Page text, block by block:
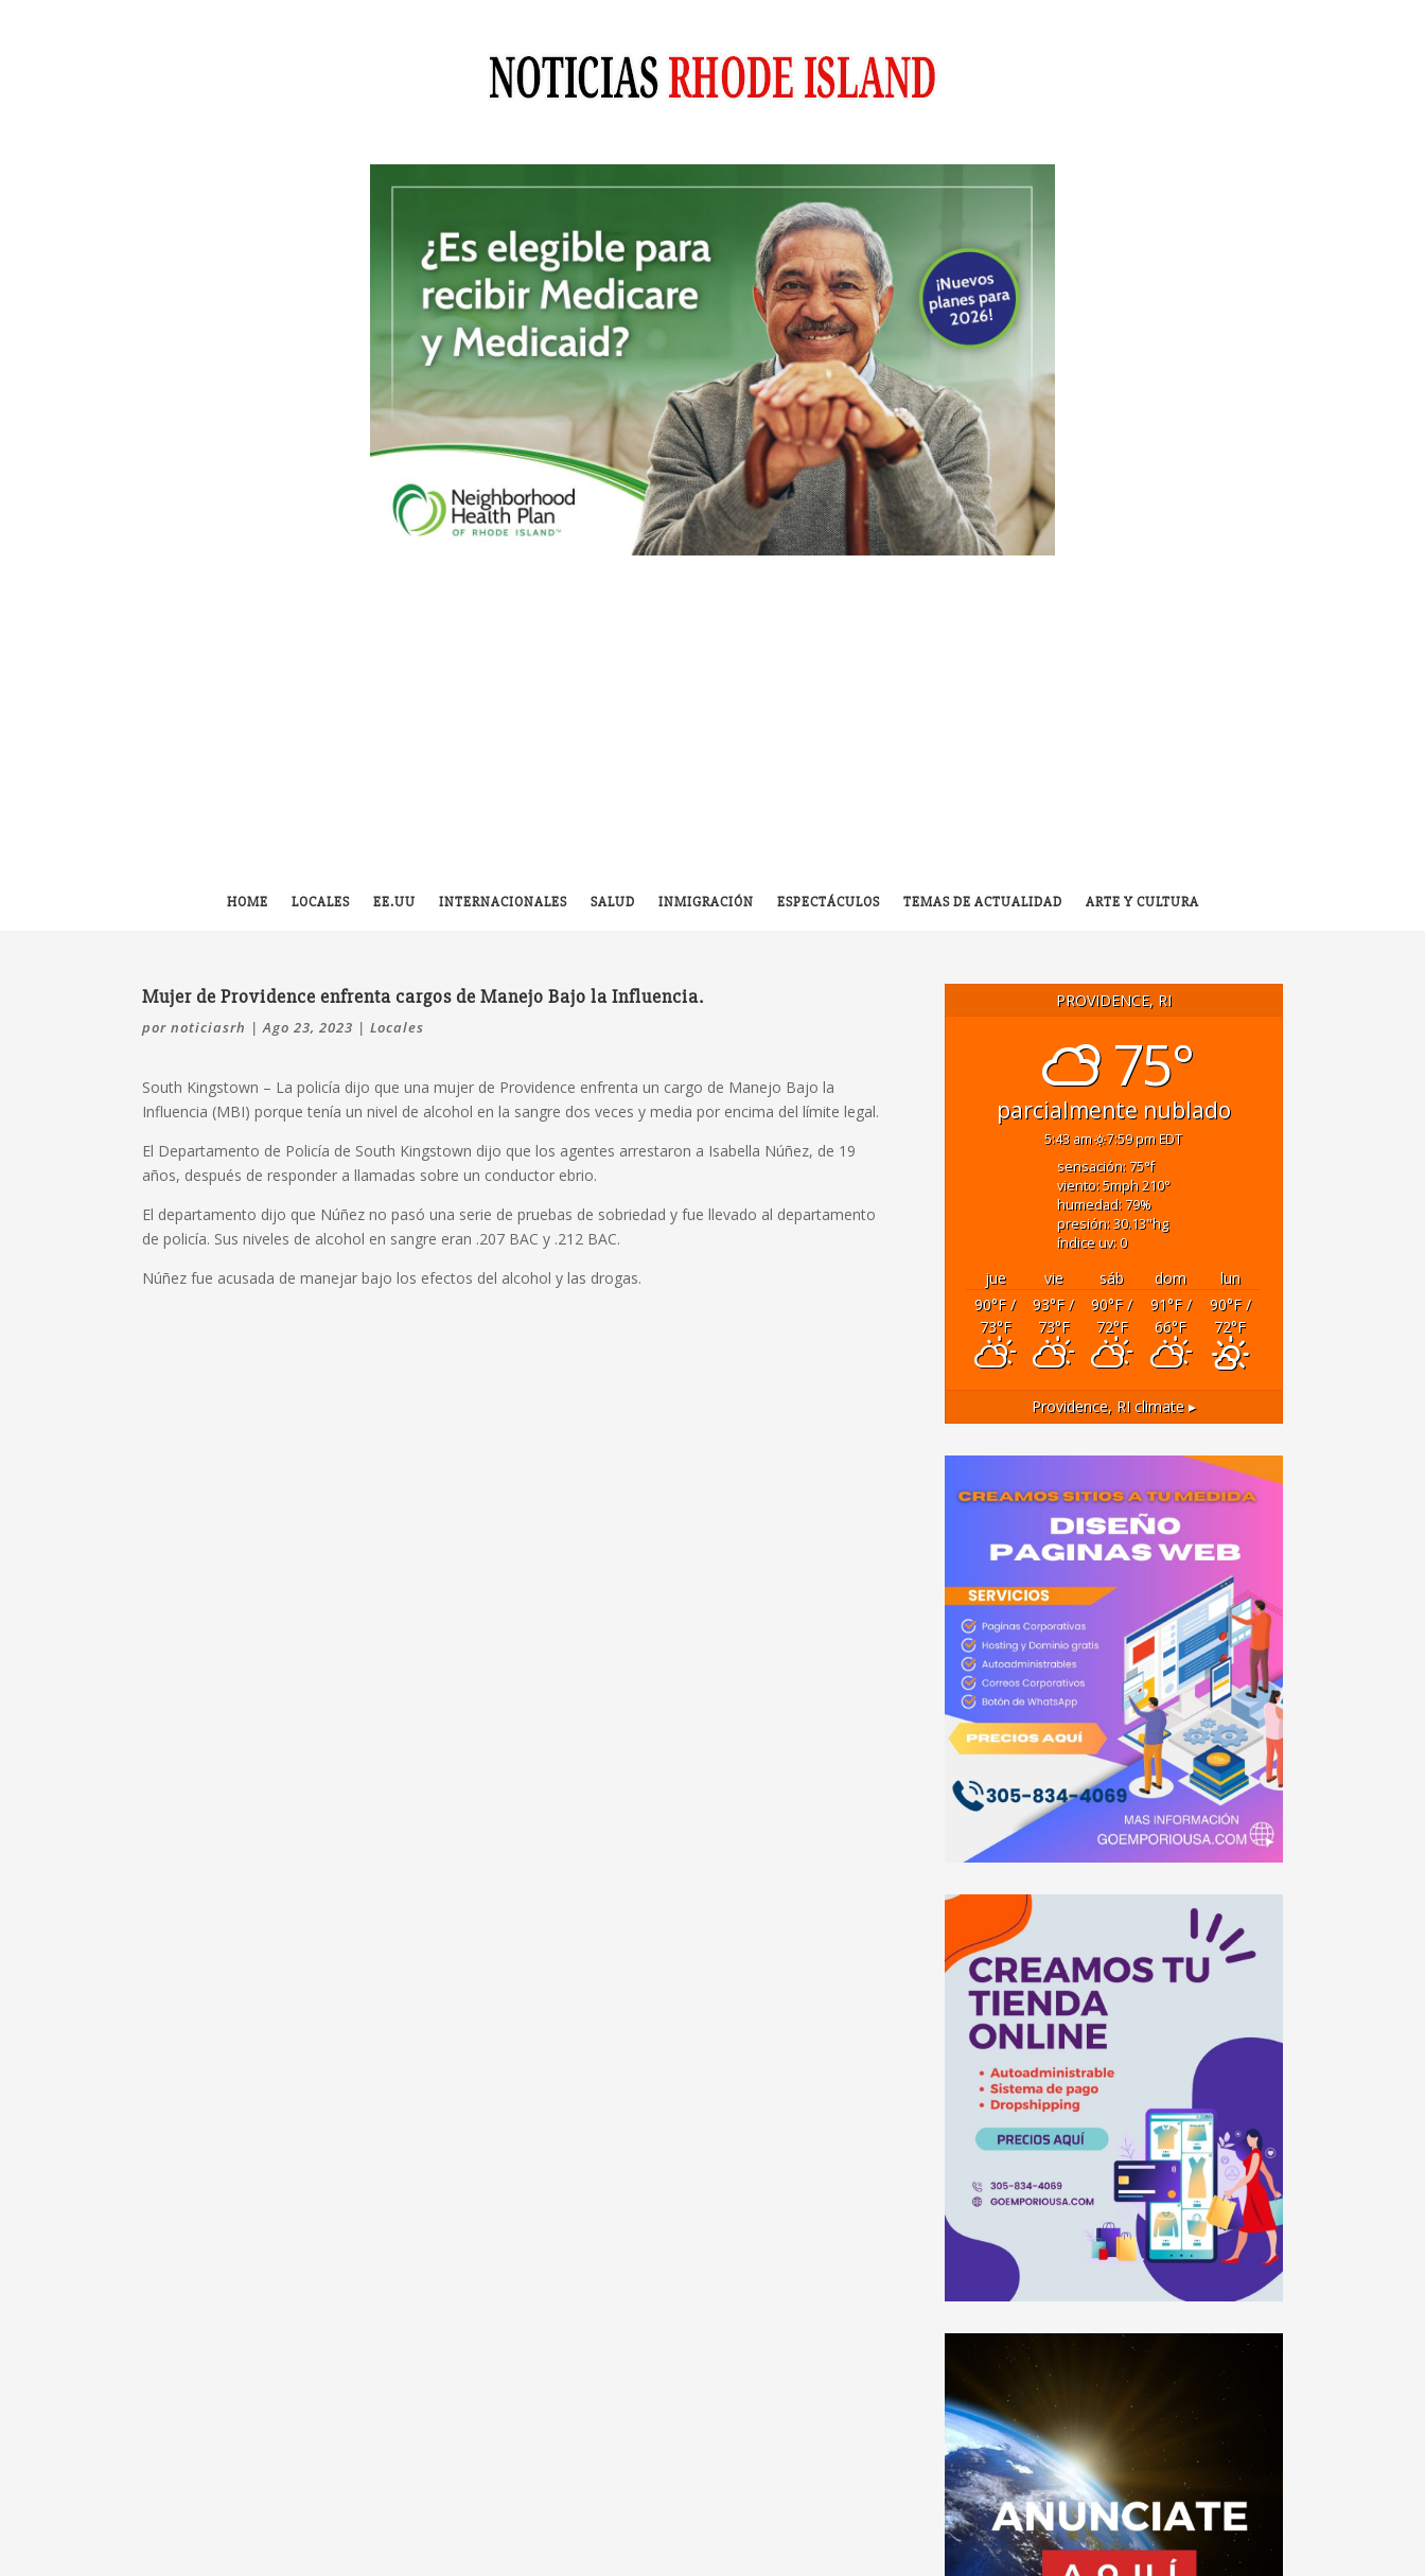
HOME LOCALES EE.UU INTERNACIONALES SALUD INMIGRACIÓN ESPECTÁCULOS TEMAS DE ACTUALIDAD ARTE Y CULTURA
Mujer de Providence enfrenta cargos de Manejo Bajo la Influencia.
pornoticiasrh |Ago 23, 2023 |Locales
South Kingstown – La policía dijo que una mujer de Providence enfrenta un cargo de Manejo Bajo la
Influencia (MBI) porque tenía un nivel de alcohol en la sangre dos veces y media por encima del límite legal.
El Departamento de Policía de South Kingstown dijo que los agentes arrestaron a Isabella Núñez, de 19
años, después de responder a llamadas sobre un conductor ebrio.
El departamento dijo que Núñez no pasó una serie de pruebas de sobriedad y fue llevado al departamento
de policía. Susniveles de alcohol en sangre eran .207 BAC y .212 BAC.
Núñez fue acusada de manejar bajo los efectos del alcohol y las drogas.
PROVIDENCE, RI
75°
parcialmente nublado
5:43 am 7:59 pm EDT
sensación: 75°f
viento: 5mph210°
humedad: 79%
presión: 30.13"hg
índice uv: 0
jue vie sáb dom
lun
90°F/
73°F
93°F/
73°F
90°F/
72°F
91°F/
66°F
90°F/
72°F
Providence, RIclimate ▸